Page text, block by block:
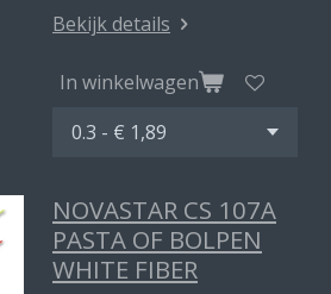
Bekijk details
In winkelwagen
NOVASTAR CS 107A
PASTA OF BOLPEN
WHITE FIBER